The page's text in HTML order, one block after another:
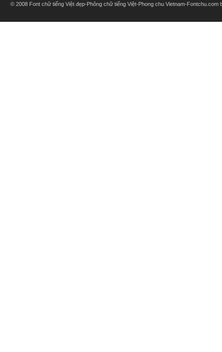
© 2008 Font chữ tiếng Việt đẹp-Phông chữ tiếng Việt-Phong chu Vietnam-Fontchu.com